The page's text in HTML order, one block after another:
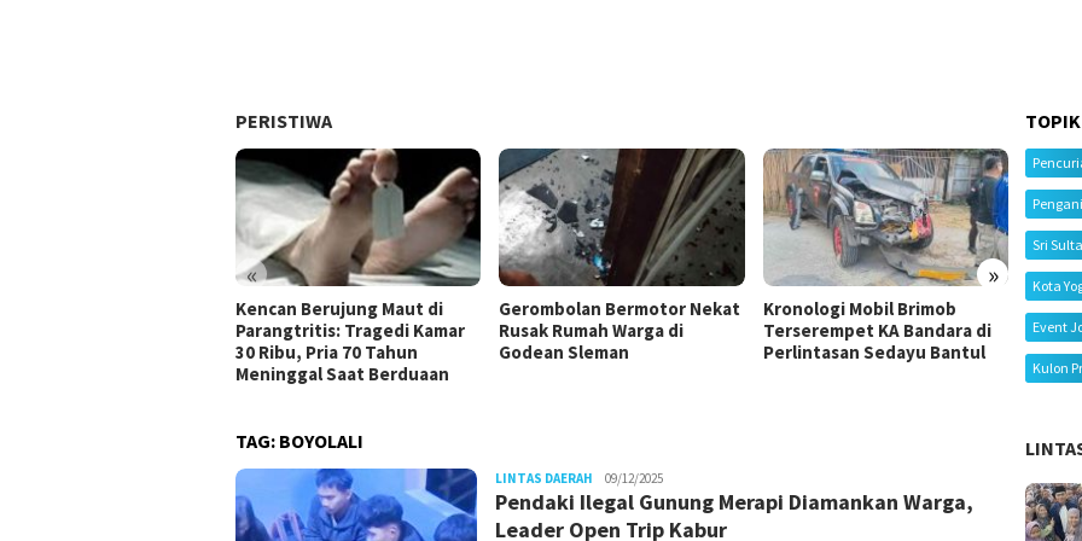
PERISTIWA
« »
Kencan Berujung Maut di
Parangtritis: Tragedi Kamar
30 Ribu, Pria 70 Tahun
Meninggal Saat Berduaan
Gerombolan Bermotor Nekat
Rusak Rumah Warga di
Godean Sleman
Kronologi Mobil Brimob
Terserempet KA Bandara di
Perlintasan Sedayu Bantul
Tiga
Ibu
TAG: BOYOLALI
LINTAS DAERAH Juno
09/12/2025
Pendaki Ilegal Gunung Merapi Diamankan Warga,
Leader Open Trip Kabur
Sri
Kota
Event
Kulon